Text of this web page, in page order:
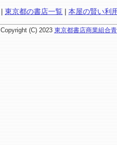
| 東京都の書店一覧 | 本屋の賢い利
Copyright (C) 2023 東京都書店商業組合